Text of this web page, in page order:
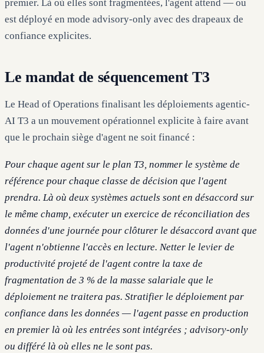
premier. Là où elles sont fragmentées, l'agent attend — ou
est déployé en mode advisory-only avec des drapeaux de
confiance explicites.
Le mandat de séquencement T3
Le Head of Operations finalisant les déploiements agentic-
AI T3 a un mouvement opérationnel explicite à faire avant
que le prochain siège d'agent ne soit financé :
Pour chaque agent sur le plan T3, nommer le système de
référence pour chaque classe de décision que l'agent
prendra. Là où deux systèmes actuels sont en désaccord sur
le même champ, exécuter un exercice de réconciliation des
données d'une journée pour clôturer le désaccord avant que
l'agent n'obtienne l'accès en lecture. Netter le levier de
productivité projeté de l'agent contre la taxe de
fragmentation de 3 % de la masse salariale que le
déploiement ne traitera pas. Stratifier le déploiement par
confiance dans les données — l'agent passe en production
en premier là où les entrées sont intégrées ; advisory-only
ou différé là où elles ne le sont pas.